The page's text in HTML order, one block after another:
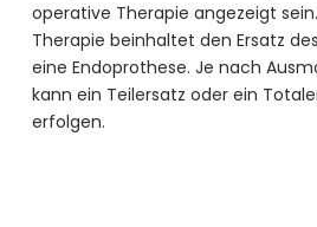
operative Therapie angezeigt
Therapie beinhaltet den Ersatz
eine Endoprothese. Je nach
kann ein Teilersatz oder ein
erfolgen.